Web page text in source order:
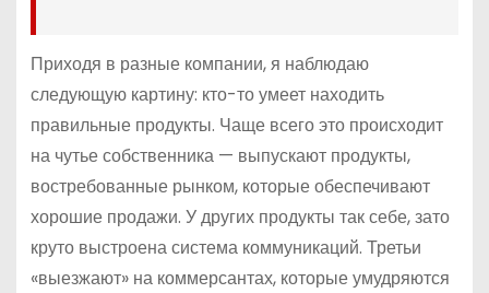
Приходя в разные компании, я наблюдаю
следующую картину: кто-то умеет находить
правильные продукты. Чаще всего это происходит
на чутье собственника — выпускают продукты,
востребованные рынком, которые обеспечивают
хорошие продажи. У других продукты так себе, зато
круто выстроена система коммуникаций. Третьи
«выезжают» на коммерсантах, которые умудряются